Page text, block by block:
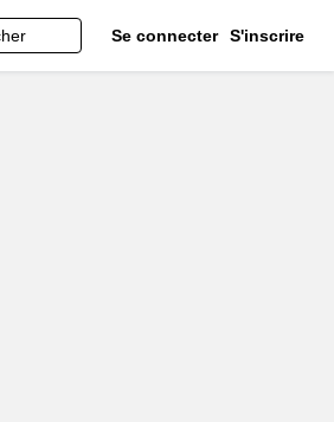
Se connecter S'inscrire